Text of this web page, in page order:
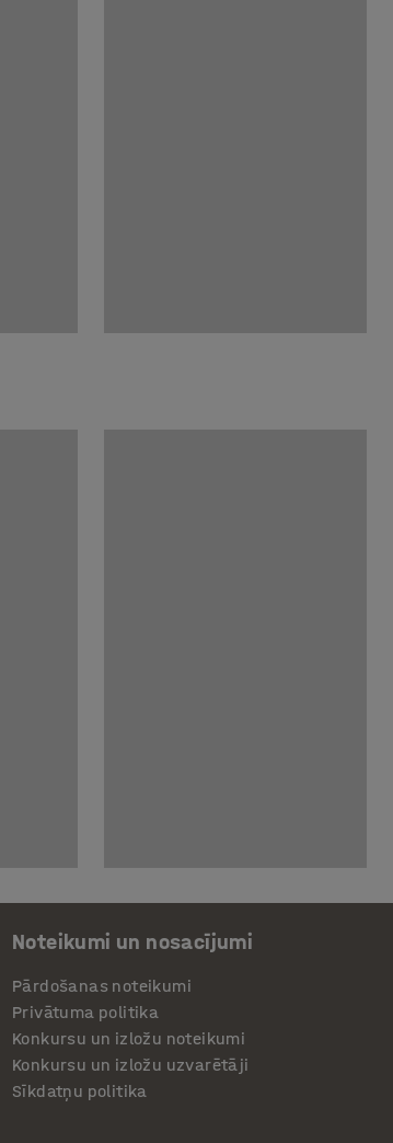
Noteikumi un nosacījumi
Pārdošanas noteikumi
Privātuma politika
Konkursu un izložu noteikumi
Konkursu un izložu uzvarētāji
Sīkdatņu politika